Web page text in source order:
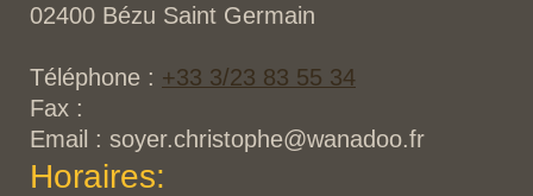
02400 Bézu Saint Germain
Téléphone : +33 3/23 83 55 34
Fax :
Email : soyer.christophe@wanadoo.fr
Horaires: